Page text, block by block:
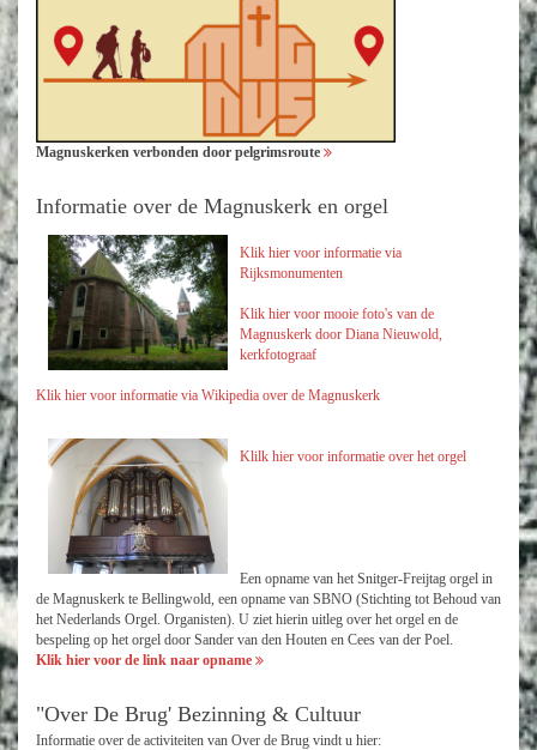
Magnuskerken verbonden door pelgrimsroute
Informatie over de Magnuskerk en orgel
Klik hier voor informatie via
Rijksmonumenten
Klik hier voor mooie foto's van de
Magnuskerk door Diana Nieuwold,
kerkfotograaf
Klik hier voor informatie via Wikipedia over de Magnuskerk
Klilk hier voor informatie over het orgel
Een opname van het Snitger-Freijtag orgel in
de Magnuskerk te Bellingwold, een opname van SBNO (Stichting tot Behoud van
het Nederlands Orgel. Organisten). U ziet hierin uitleg over het orgel en de
bespeling op het orgel door Sander van den Houten en Cees van der Poel.
Klik hier voor de link naar opname
"Over De Brug' Bezinning & Cultuur
Informatie over de activiteiten van Over de Brug vindt u hier: